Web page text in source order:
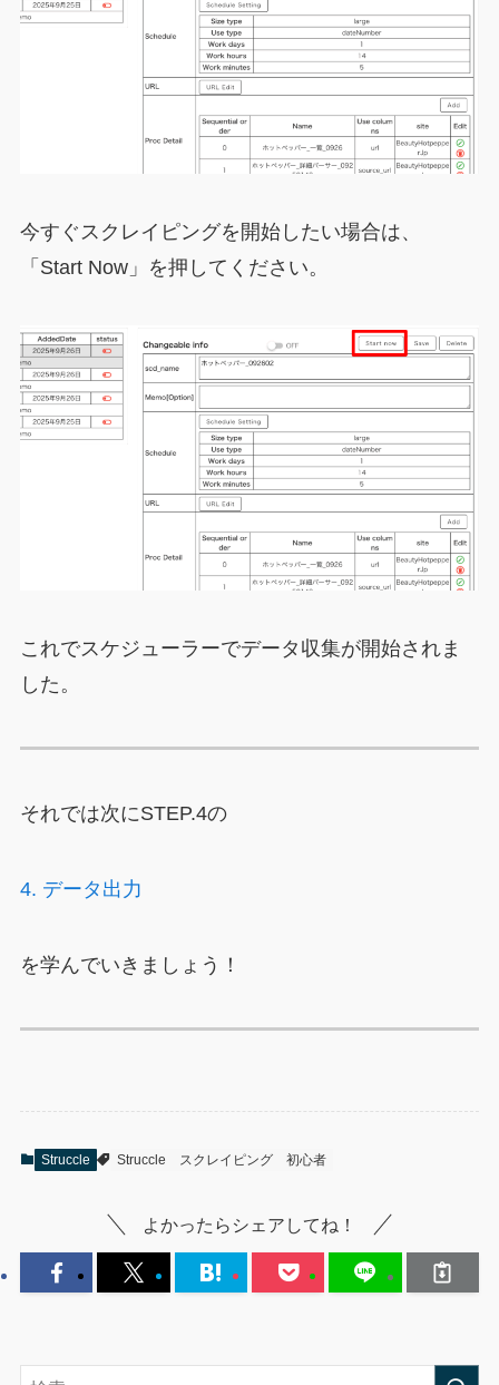
今すぐスクレイピングを開始したい場合は、
「Start Now」を押してください。
これでスケジューラーでデータ収集が開始されま
した。
それでは次にSTEP.4の
4. データ出力
を学んでいきましょう！
Struccle Struccle スクレイピング 初心者
よかったらシェアしてね！